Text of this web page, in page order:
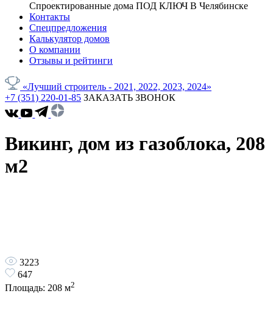
Спроектированные дома ПОД КЛЮЧ В Челябинске
Контакты
Спецпредложения
Калькулятор домов
О компании
Отзывы и рейтинги
«Лучший строитель - 2021, 2022, 2023, 2024»
+7 (351) 220-01-85 ЗАКАЗАТЬ ЗВОНОК
Викинг, дом из газоблока, 208
м2
3223
647
Площадь: 208 м2